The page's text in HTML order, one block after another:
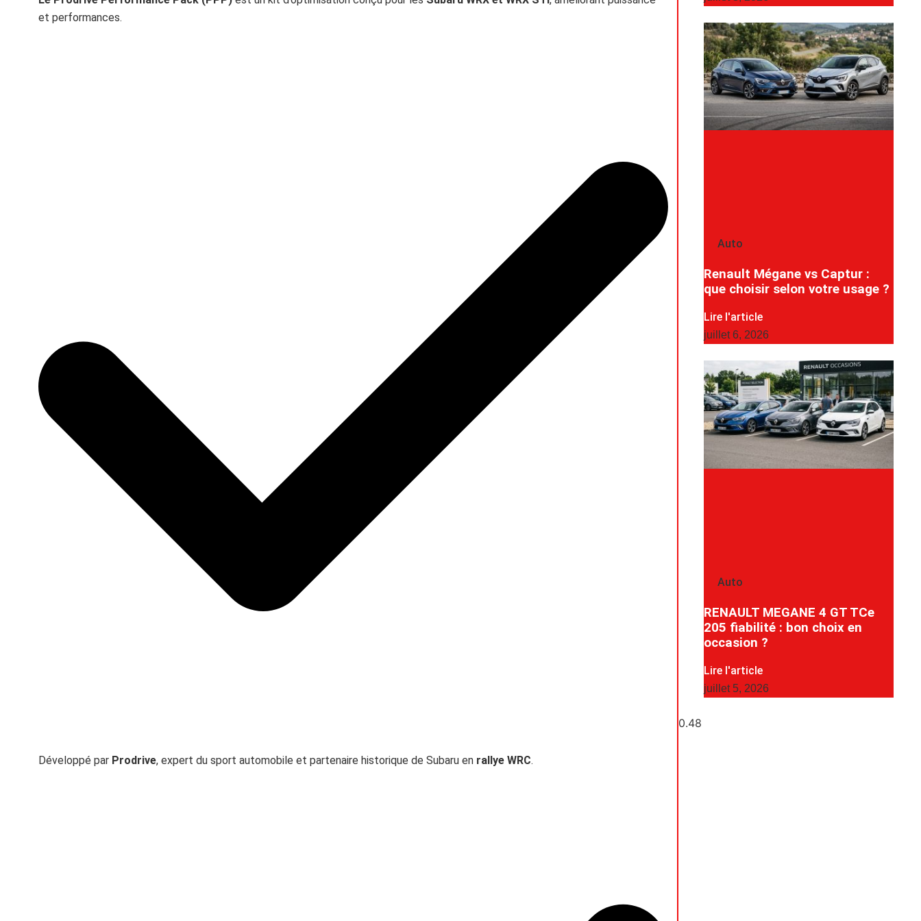
et performances.
Développé par Prodrive, expert du sport automobile et partenaire historique de Subaru en rallye WRC.
Auto
Renault Mégane vs Captur :
que choisir selon votre usage ?
Lire l'article
juillet 6, 2026
Auto
RENAULT MEGANE 4 GT TCe
205 fiabilité : bon choix en
occasion ?
Lire l'article
juillet 5, 2026